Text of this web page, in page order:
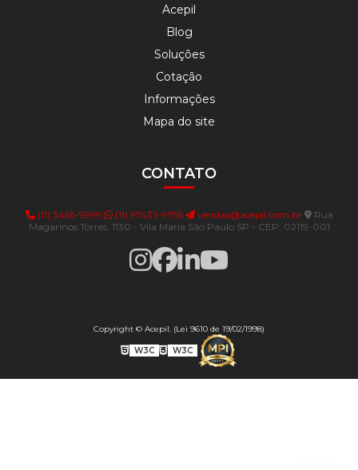
Acepil
Blog
Soluções
Cotação
Informações
Mapa do site
CONTATO
(11) 3465-9999 (11) 97433-9755 vendas@acepil.com.br
Rua
Magarinos Torres, 1130 - Vila Maria São Paulo SP - CEP: 02119-001
Copyright © Acepil. (Lei 9610 de 19/02/1998)
W3C W3C